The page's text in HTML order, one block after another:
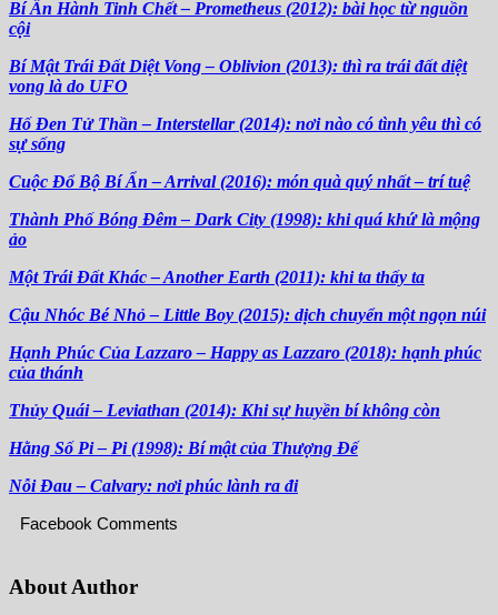
Bí Ẩn Hành Tinh Chết – Prometheus (2012): bài học từ nguồn
cội
Bí Mật Trái Đất Diệt Vong – Oblivion (2013): thì ra trái đất diệt
vong là do UFO
Hố Đen Tử Thần – Interstellar (2014): nơi nào có tình yêu thì có
sự sống
Cuộc Đổ Bộ Bí Ẩn – Arrival (2016): món quà quý nhất – trí tuệ
Thành Phố Bóng Đêm – Dark City (1998): khi quá khứ là mộng
ảo
Một Trái Đất Khác – Another Earth (2011): khi ta thấy ta
Cậu Nhóc Bé Nhỏ – Little Boy (2015): dịch chuyển một ngọn núi
Hạnh Phúc Của Lazzaro – Happy as Lazzaro (2018): hạnh phúc
của thánh
Thủy Quái – Leviathan (2014): Khi sự huyền bí không còn
Hằng Số Pi – Pi (1998): Bí mật của Thượng Đế
Nỗi Đau – Calvary: nơi phúc lành ra đi
Facebook Comments
About Author